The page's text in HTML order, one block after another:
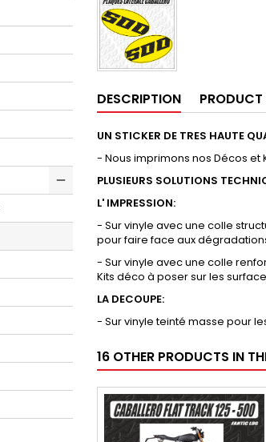
DESCRIPTION PRODUCT
UN STICKER DE TRES HAUTE
- Nous imprimons nos Décos et
PLUSIEURS SOLUTIONS
L' IMPRESSION:
- Sur vinyle avec une colle
pour faire face aux
- Sur vinyle avec une colle
Kits déco à poser sur les
LA DECOUPE:
- Sur vinyle teinté masse pour
16 OTHER PRODUCTS IN